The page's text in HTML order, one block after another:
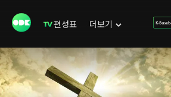
편성표 더보기